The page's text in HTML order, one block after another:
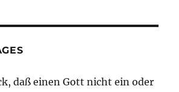
//
Erdgas
daß einen Gott nicht ein oder